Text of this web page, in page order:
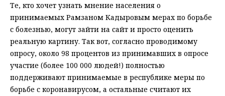
Те, кто хочет узнать мнение населения о
принимаемых Рамзаном Кадыровым мерах по борьбе
с болезнью, могут зайти на сайт и просто оценить
реальную картину. Так вот, согласно проводимому
опросу, около 98 процентов из принимавших в опросе
участие (более 100 000 людей!) полностью
поддерживают принимаемые в республике меры по
борьбе с коронавирусом, а остальные считают их